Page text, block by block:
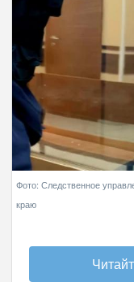
Фото: Следственное
краю